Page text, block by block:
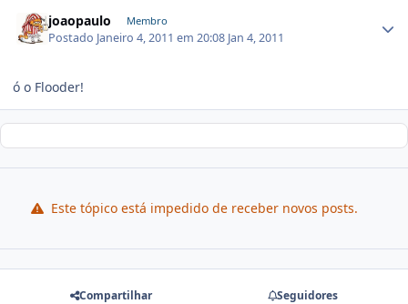
joaopaulo Membro
Postado Janeiro 4, 2011 em 20:08 Jan 4, 2011
ó o Flooder!
Este tópico está impedido de receber novos posts.
Compartilhar Seguidores